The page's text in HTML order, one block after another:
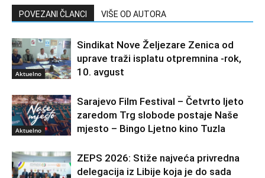
POVEZANI ČLANCI VIŠE OD AUTORA
Aktuelno
Sindikat Nove Željezare Zenica od
uprave traži isplatu otpremnina -rok,
10. avgust
Aktuelno
Sarajevo Film Festival – Četvrto ljeto
zaredom Trg slobode postaje Naše
mjesto – Bingo Ljetno kino Tuzla
ZEPS 2026: Stiže najveća privredna
delegacija iz Libije koja je do sada